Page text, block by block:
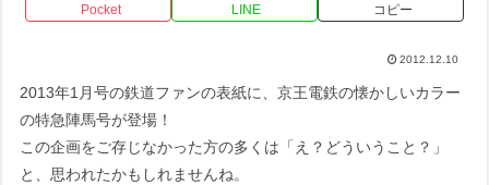
Pocket LINE コピー
2012.12.10
2013年1月号の鉄道ファンの表紙に、京王電鉄の懐かしいカラー
の特急陣馬号が登場！
この企画をご存じなかった方の多くは「え？どういうこと？」
と、思われたかもしれませんね。